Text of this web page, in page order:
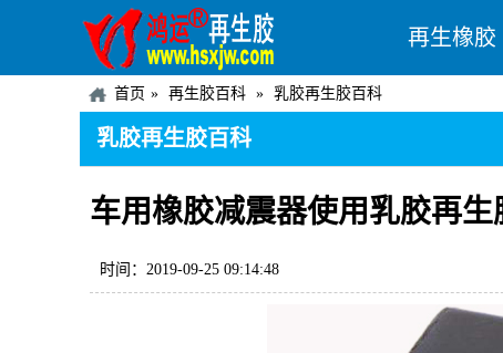
再生橡胶
首页 再生胶百科 乳胶再生胶百科
乳胶再生胶百科
车用橡胶减震器使用乳胶再
时间：2019-09-25 09:14:48